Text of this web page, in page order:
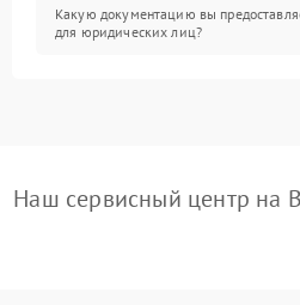
Какую документацию вы
для юридических лиц?
Наш сервисный центр на